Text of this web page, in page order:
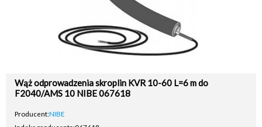
Wąż odprowadzenia skroplin KVR 10-60 L=6 m do
F2040/AMS 10 NIBE 067618
Producent:NIBE